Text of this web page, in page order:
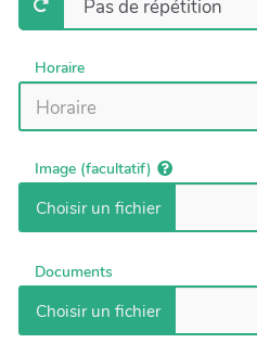
Horaire
Image (facultatif)
Documents